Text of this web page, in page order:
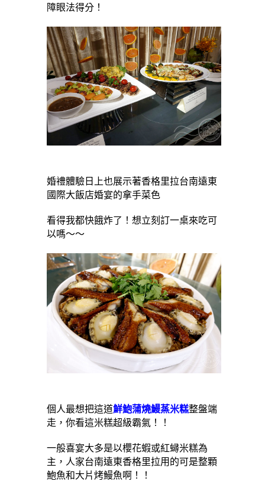
障眼法得分！
婚禮體驗日上也展示著香格里拉台南遠東
國際大飯店婚宴的拿手菜色
看得我都快餓炸了！想立刻訂一桌來吃可
以嗎～～
個人最想把這道鮮鮑蒲燒鰻蒸米糕整盤端
走，你看這米糕超級霸氣！！
一般喜宴大多是以櫻花蝦或紅蟳米糕為
主，人家台南遠東香格里拉用的可是整顆
鮑魚和大片烤鰻魚啊！！